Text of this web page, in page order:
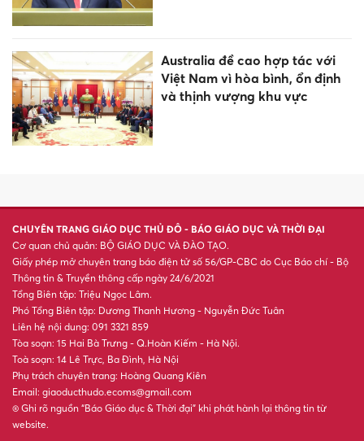
Australia đề cao hợp tác với
Việt Nam vì hòa bình, ổn định
và thịnh vượng khu vực
CHUYÊN TRANG GIÁO DỤC THỦ ĐÔ - BÁO GIÁO DỤC VÀ THỜI ĐẠI
Cơ quan chủ quản: BỘ GIÁO DỤC VÀ ĐÀO TẠO.
Giấy phép mở chuyên trang báo điện tử số 56/GP-CBC do Cục Báo chí - Bộ
Thông tin & Truyền thông cấp ngày 24/6/2021
Tổng Biên tập: Triệu Ngọc Lâm.
Phó Tổng Biên tập: Dương Thanh Hương - Nguyễn Đức Tuân
Liên hệ nội dung: 091 3321 859
Tòa soạn: 15 Hai Bà Trưng - Q.Hoàn Kiếm - Hà Nội.
Toà soạn: 14 Lê Trực, Ba Đình, Hà Nội
Phụ trách chuyên trang: Hoàng Quang Kiên
Email: giaoducthudo.ecoms@gmail.com
® Ghi rõ nguồn “Báo Giáo dục & Thời đại” khi phát hành lại thông tin từ
website.